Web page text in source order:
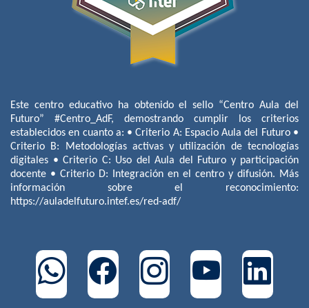
Este centro educativo ha obtenido el sello “Centro Aula del
Futuro” #Centro_AdF, demostrando cumplir los criterios
establecidos en cuanto a: • Criterio A: Espacio Aula del Futuro •
Criterio B: Metodologías activas y utilización de tecnologías
digitales • Criterio C: Uso del Aula del Futuro y participación
docente • Criterio D: Integración en el centro y difusión. Más
información sobre el reconocimiento:
https://auladelfuturo.intef.es/red-adf/